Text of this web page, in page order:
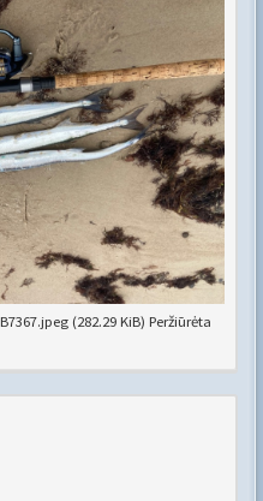
(282.29 KiB) Peržiūrėta